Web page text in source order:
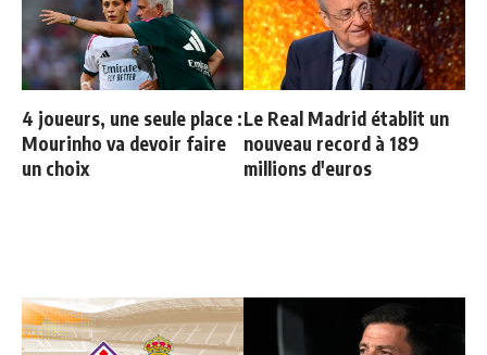
4 joueurs, une seule place :
Mourinho va devoir faire
un choix
Le Real Madrid établit un
nouveau record à 189
millions d'euros